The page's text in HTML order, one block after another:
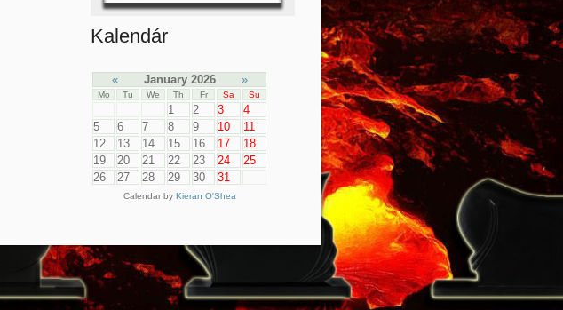
Kalendár
« January 2026 »
Mo Tu We Th Fr Sa Su
1 2 3
4
5
6 7 8 9 10
11
12
13 14 15 16 17
18
19
20 21 22 23 24
25
26
27 28 29 30 31
Calendar by Kieran O'Shea